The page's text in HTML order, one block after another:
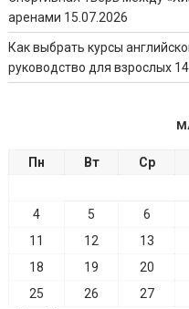
аренами 15.07.2026
Как выбрать курсы
руководство для взрослых
Пн Вт Ср
4
5 6
11
12 13
18
19 20
25
26 27